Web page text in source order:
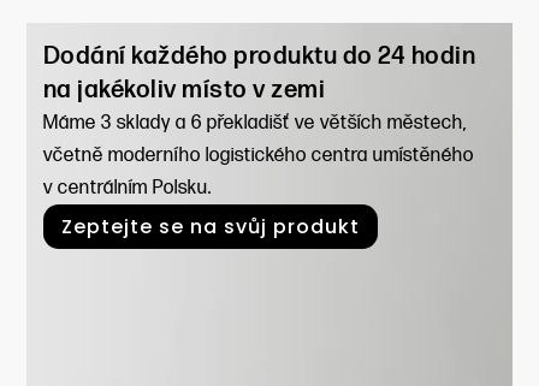
Dodání každého produktu do 24 hodin
na jakékoliv místo v zemi
Máme 3 sklady a 6 překladišť ve větších městech,
včetně moderního logistického centra umístěného
v centrálním Polsku.
Zeptejte se na svůj produkt